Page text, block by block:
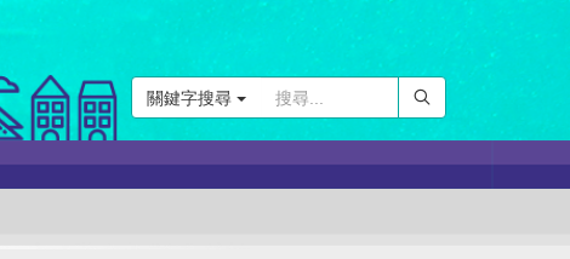
關鍵字搜尋